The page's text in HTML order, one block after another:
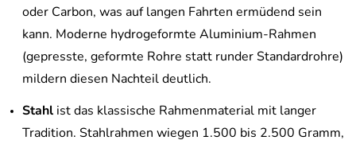
oder Carbon, was auf langen Fahrten ermüdend sein
kann. Moderne hydrogeformte Aluminium-Rahmen
(gepresste, geformte Rohre statt runder Standardrohre)
mildern diesen Nachteil deutlich.
Stahl ist das klassische Rahmenmaterial mit langer
Tradition. Stahlrahmen wiegen 1.500 bis 2.500 Gramm,